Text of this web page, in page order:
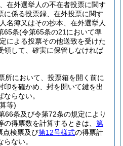
在外選挙人の不在者投票に関す
に係る投票録、在外投票に関す
人名簿又はその抄本、在外選挙人
65条(令第65条の21において準
による投票その他送致を受けた
領して、確実に保管しなければ
所において、投票箱を開く前に
印を確かめ、封を開いて鍵を出
らない。
等)
66条及び令第72条の規定により
得票数を計算するときは、 第
点検票及び第12号様式の得票計
ない。